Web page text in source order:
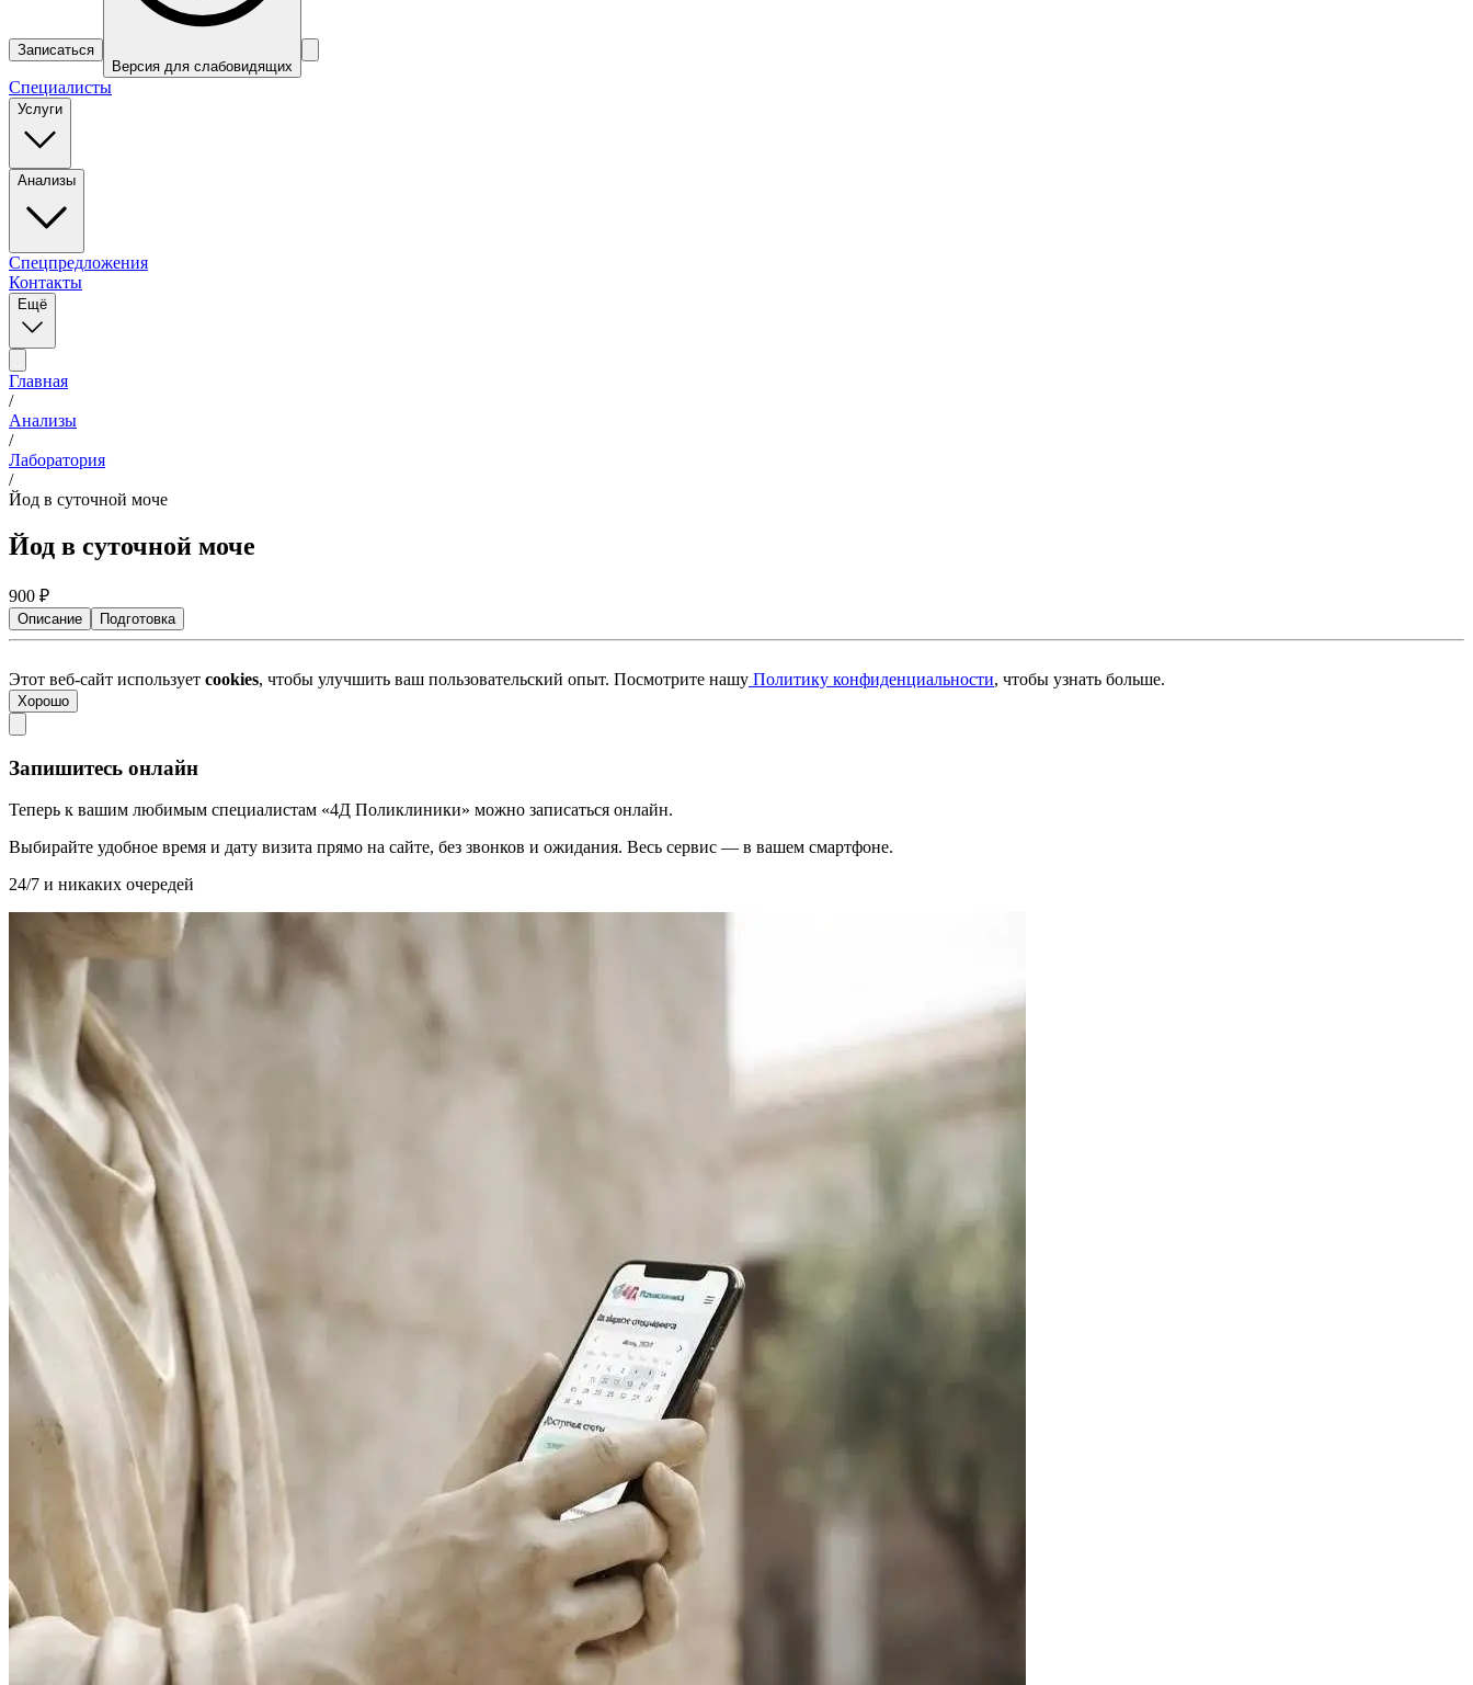
Записаться
Версия для слабовидящих
Специалисты
Услуги
Анализы
Спецпредложения
Контакты
Ещё
Главная
/
Анализы
/
Лаборатория
/
Йод в суточной моче
Йод в суточной моче
900 ₽
Описание Подготовка
Этот веб-сайт использует cookies, чтобы улучшить ваш пользовательский опыт. Посмотрите нашу Политику конфиденциальности, чтобы узнать больше.
Хорошо
Запишитесь онлайн
Теперь к вашим любимым специалистам «4Д Поликлиники» можно записаться онлайн.
Выбирайте удобное время и дату визита прямо на сайте, без звонков и ожидания. Весь сервис — в вашем смартфоне.
24/7 и никаких очередей